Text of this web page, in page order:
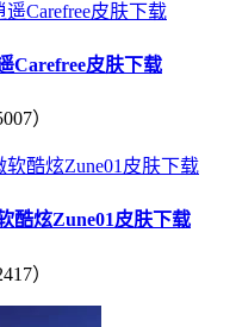
Carefree皮肤下载
）
酷炫Zune01皮肤下载
）